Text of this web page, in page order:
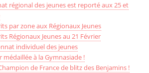
régional des jeunes est reporté aux 25 et
par zone aux Régionaux Jeunes
Régionaux Jeunes au 21 Février
individuel des jeunes
médaillée à la Gymnasiade !
de France de blitz des Benjamins !